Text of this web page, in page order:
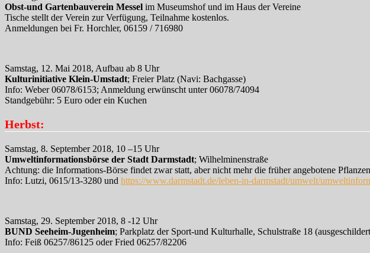
Obst-und Gartenbauverein Messel im Museumshof und im Haus der Vereine
Tische stellt der Verein zur Verfügung, Teilnahme kostenlos.
Anmeldungen bei Fr. Horchler, 06159 / 716980
Samstag, 12. Mai 2018, Aufbau ab 8 Uhr
Kulturinitiative Klein-Umstadt; Freier Platz (Navi: Bachgasse)
Info: Weber 06078/6153; Anmeldung erwünscht unter 06078/74094
Standgebühr: 5 Euro oder ein Kuchen
Herbst:
Samstag, 8. September 2018, 10 –15 Uhr
Umweltinformationsbörse der Stadt Darmstadt; Wilhelminenstraße
Achtung: die Informations-Börse findet zwar statt, aber nicht mehr die früher angebotene
Info: Lutzi, 0615/13-3280 und https://www.darmstadt.de/leben-in-darmstadt/umwelt/
Samstag, 29. September 2018, 8 -12 Uhr
BUND Seeheim-Jugenheim; Parkplatz der Sport-und Kulturhalle, Schulstraße 18
Info: Feiß 06257/86125 oder Fried 06257/82206